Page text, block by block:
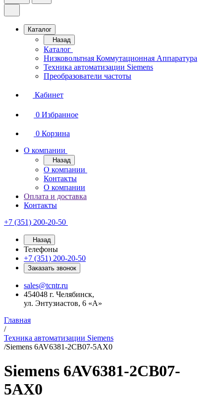
Каталог
Назад
Каталог
Низковольтная Коммутационная Аппаратура
Техника автоматизации Siemens
Преобразователи частоты
Кабинет
0 Избранное
0 Корзина
О компании
Назад
О компании
Контакты
О компании
Оплата и доставка
Контакты
+7 (351) 200-20-50
Назад
Телефоны
+7 (351) 200-20-50
Заказать звонок
sales@tcntr.ru
454048 г. Челябинск,
ул. Энтузиастов, 6 «А»
Главная
/
Техника автоматизации Siemens
/Siemens 6AV6381-2CB07-5AX0
Siemens 6AV6381-2CB07-
5AX0